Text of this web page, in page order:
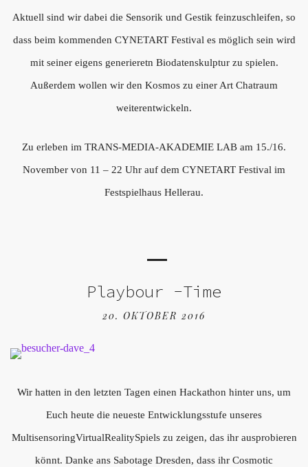
Aktuell sind wir dabei die Sensorik und Gestik feinzuschleifen, so
dass beim kommenden CYNETART Festival es möglich sein wird
mit seiner eigens generieretn Biodatenskulptur zu spielen.
Außerdem wollen wir den Kosmos zu einer Art Chatraum
weiterentwickeln.
Zu erleben im TRANS-MEDIA-AKADEMIE LAB am 15./16.
November von 11 – 22 Uhr auf dem CYNETART Festival im
Festspielhaus Hellerau.
Playbour -Time
20. OKTOBER 2016
Wir hatten in den letzten Tagen einen Hackathon hinter uns, um
Euch heute die neueste Entwicklungsstufe unseres
MultisensoringVirtualRealitySpiels zu zeigen, das ihr ausprobieren
könnt. Danke ans Sabotage Dresden, dass ihr Cosmotic